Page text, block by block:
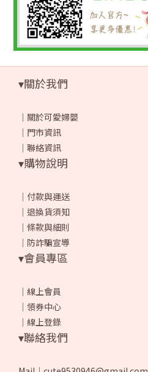
▾關於我們
｜ 關於可愛婦嬰
｜ 門市資訊
｜ 聯絡資訊
▾購物說明
｜ 付款與運送
｜ 退換貨須知
｜ 條款與細則
｜ 防詐騙宣導
▾會員專區
｜ 線上會員
｜ 領券中心
｜ 線上登錄
▾聯絡我們